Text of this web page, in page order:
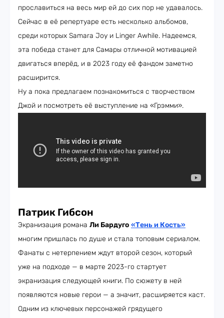
прославиться на весь мир ей до сих пор не удавалось.
Сейчас в её репертуаре есть несколько альбомов,
среди которых Samara Joy и Linger Awhile. Надеемся,
эта победа станет для Самары отличной мотивацией
двигаться вперёд, и в 2023 году её фандом заметно
расширится.
Ну а пока предлагаем познакомиться с творчеством
Джой и посмотреть её выступление на «Грэмми».
Патрик Гибсон
Экранизация романа Ли Бардуго «Тень и Кость»
многим пришлась по душе и стала топовым сериалом.
Фанаты с нетерпением ждут второй сезон, который
уже на подходе — в марте 2023-го стартует
экранизация следующей книги. По сюжету в ней
появляются новые герои — а значит, расширяется каст.
Одним из ключевых персонажей грядущего